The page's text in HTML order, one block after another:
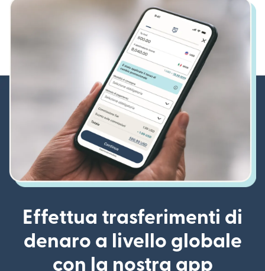
Effettua trasferimenti di
denaro a livello globale
con la nostra app